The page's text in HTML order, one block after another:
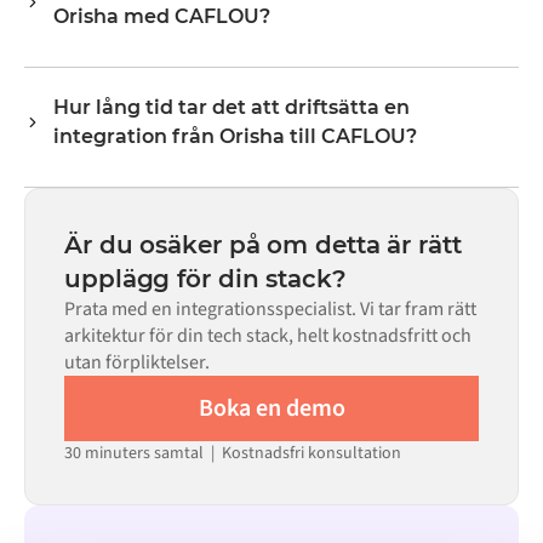
lagernivåer, priser och statusuppdateringar. Alumios
data anländer i det format som varje system förväntar
Orisha med CAFLOU?
Marketplace konfigurerar du integrationen via ett visuellt
gränssnitt utan att skriva egen kod, inklusive
kod finns tillgänglig i de fall där konfigurationen inte
Hur lång tid tar det att driftsätta en
integration från Orisha till CAFLOU?
beroende på komplexiteten i datamappningen, antalet
flöden som krävs och din interna granskningsprocess.
För många system finns färdiga kopplingar tillgängliga i
Alumio Marketplace, vilket avsevärt minskar
installationstiden.
Är du osäker på om detta är rätt
upplägg för din stack?
Prata med en integrationsspecialist. Vi tar fram rätt
arkitektur för din tech stack, helt kostnadsfritt och
utan förpliktelser.
Boka en demo
30 minuters samtal | Kostnadsfri konsultation